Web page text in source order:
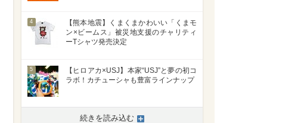
4
【熊本地震】くまくまかわいい「くまモ
ン×ビームス」被災地支援のチャリティ
ーTシャツ発売決定
5
【ヒロアカ×USJ】本家“USJ”と夢の初コ
ラボ！カチューシャも豊富ラインナップ
続きを読み込む